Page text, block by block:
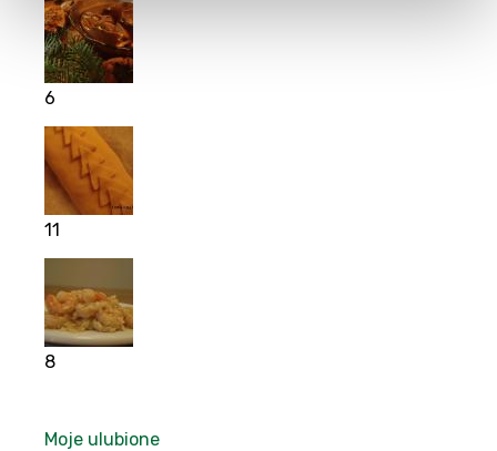
6
11
8
Moje ulubione